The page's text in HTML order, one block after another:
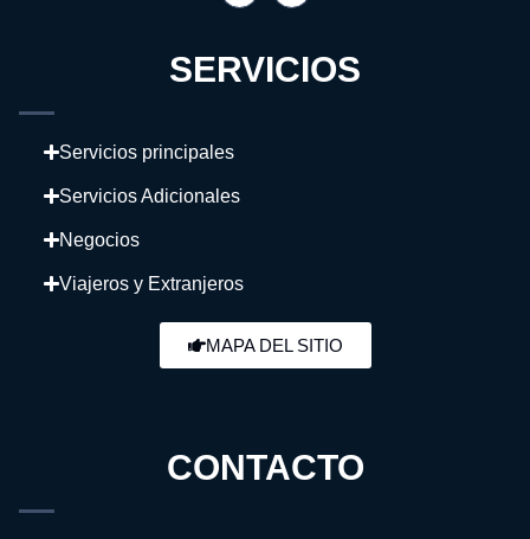
SERVICIOS
Servicios principales
Servicios Adicionales
Negocios
Viajeros y Extranjeros
MAPA DEL SITIO
CONTACTO